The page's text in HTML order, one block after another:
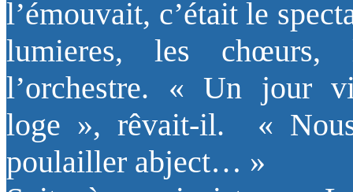
l’émouvait, c’était le
lumieres, les chœurs,
l’orchestre. « Un jour
loge », rêvait-il. « Nous
poulailler abject… »